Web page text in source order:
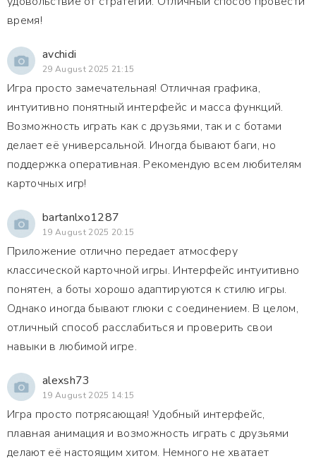
время!
avchidi
29 August 2025 21:15
Игра просто замечательная! Отличная графика,
интуитивно понятный интерфейс и масса функций.
Возможность играть как с друзьями, так и с ботами
делает её универсальной. Иногда бывают баги, но
поддержка оперативная. Рекомендую всем любителям
карточных игр!
bartanlxo1287
19 August 2025 20:15
Приложение отлично передает атмосферу
классической карточной игры. Интерфейс интуитивно
понятен, а боты хорошо адаптируются к стилю игры.
Однако иногда бывают глюки с соединением. В целом,
отличный способ расслабиться и проверить свои
навыки в любимой игре.
alexsh73
19 August 2025 14:15
Игра просто потрясающая! Удобный интерфейс,
плавная анимация и возможность играть с друзьями
делают её настоящим хитом. Немного не хватает